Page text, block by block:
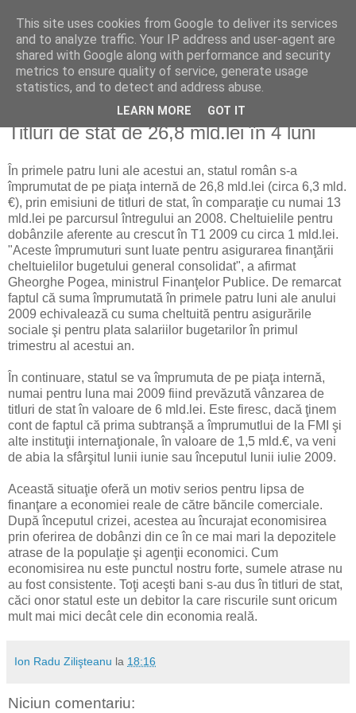
Reflecţii economice
blog de reflecţii, informaţii şi opinii economice
sâmbătă, 2 mai 2009
Titluri de stat de 26,8 mld.lei în 4 luni
În primele patru luni ale acestui an, statul român s-a
împrumutat de pe piaţa internă de 26,8 mld.lei (circa 6,3 mld.
€), prin emisiuni de titluri de stat, în comparaţie cu numai 13
mld.lei pe parcursul întregului an 2008. Cheltuielile pentru
dobânzile aferente au crescut în T1 2009 cu circa 1 mld.lei.
"Aceste împrumuturi sunt luate pentru asigurarea finanţării
cheltuielilor bugetului general consolidat", a afirmat
Gheorghe Pogea, ministrul Finanţelor Publice. De remarcat
faptul că suma împrumutată în primele patru luni ale anului
2009 echivalează cu suma cheltuită pentru asigurările
sociale şi pentru plata salariilor bugetarilor în primul
trimestru al acestui an.
În continuare, statul se va împrumuta de pe piaţa internă,
numai pentru luna mai 2009 fiind prevăzută vânzarea de
titluri de stat în valoare de 6 mld.lei. Este firesc, dacă ţinem
cont de faptul că prima subtranşă a împrumutlui de la FMI şi
alte instituţii internaţionale, în valoare de 1,5 mld.€, va veni
de abia la sfârşitul lunii iunie sau începutul lunii iulie 2009.
Această situaţie oferă un motiv serios pentru lipsa de
finanţare a economiei reale de către băncile comerciale.
După începutul crizei, acestea au încurajat economisirea
prin oferirea de dobânzi din ce în ce mai mari la depozitele
atrase de la populaţie şi agenţii economici. Cum
economisirea nu este punctul nostru forte, sumele atrase nu
au fost consistente. Toţi aceşti bani s-au dus în titluri de stat,
căci onor statul este un debitor la care riscurile sunt oricum
mult mai mici decât cele din economia reală.
Ion Radu Zilişteanu la 18:16
Niciun comentariu:
This site uses cookies from Google to deliver its services
and to analyze traffic. Your IP address and user-agent are
shared with Google along with performance and security
metrics to ensure quality of service, generate usage
statistics, and to detect and address abuse.
LEARN MORE GOT IT